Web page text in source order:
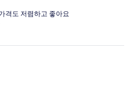
격도 저렴하고 좋아요